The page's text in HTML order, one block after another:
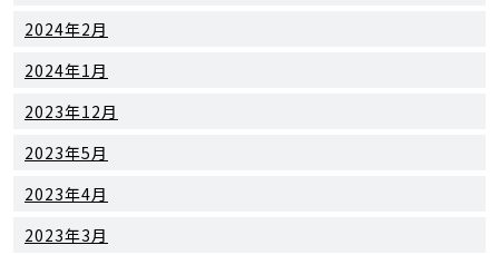
2024年2月
2024年1月
2023年12月
2023年5月
2023年4月
2023年3月